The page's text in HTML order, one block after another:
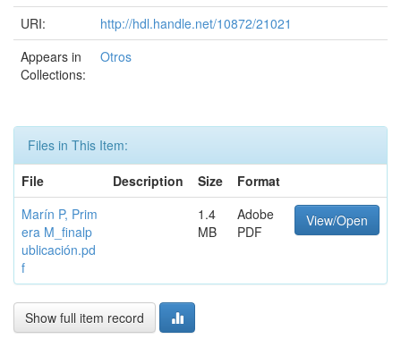
URI:
http://hdl.handle.net/10872/21021
Appears in
Collections:
Otros
Files in This Item:
File
Description Size
Format
Marín P, Prim
era M_finalp
ublicación.pd
f
1.4
MB
Adobe
PDF
View/Open
Show full item record